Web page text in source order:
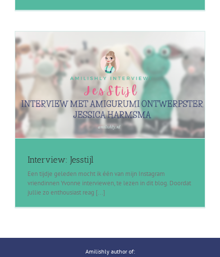
Interview: Jesstijl
Een tijdje geleden mocht ik één van mijn Instagram
vriendinnen Yvonne interviewen, te lezen in dit blog. Doordat
jullie zo enthousiast reag [...]
Amilishly author of: